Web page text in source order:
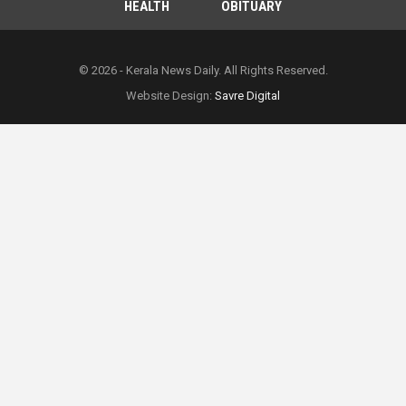
HEALTH OBITUARY
© 2026 - Kerala News Daily. All Rights Reserved.
Website Design: Savre Digital